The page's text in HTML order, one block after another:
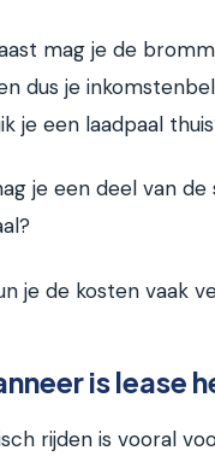
mag je de
dus je
je een laadpaal
je een deel van
je de kosten vaak
is lease
rijden is vooral